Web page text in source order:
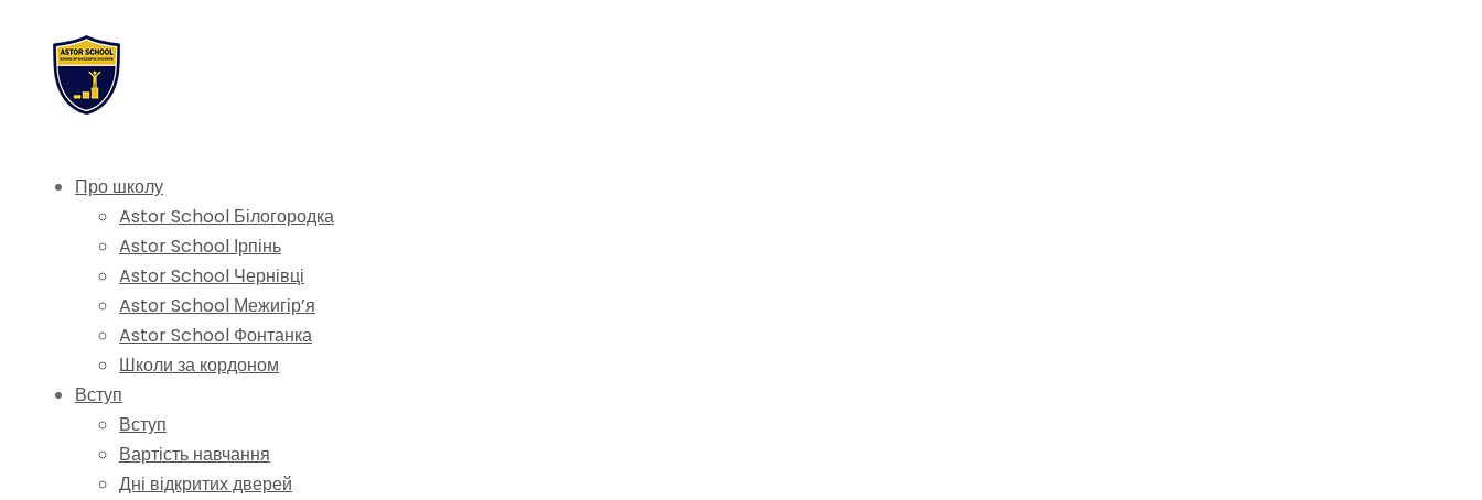
Про школу
Astor School Білогородка
Astor School Ірпінь
Astor School Чернівці
Astor School Межигір’я
Astor School Фонтанка
Школи за кордоном
Вступ
Вступ
Вартість навчання
Дні відкритих дверей